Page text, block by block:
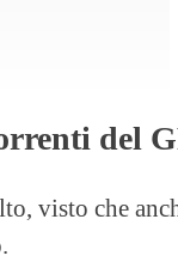
del
visto che